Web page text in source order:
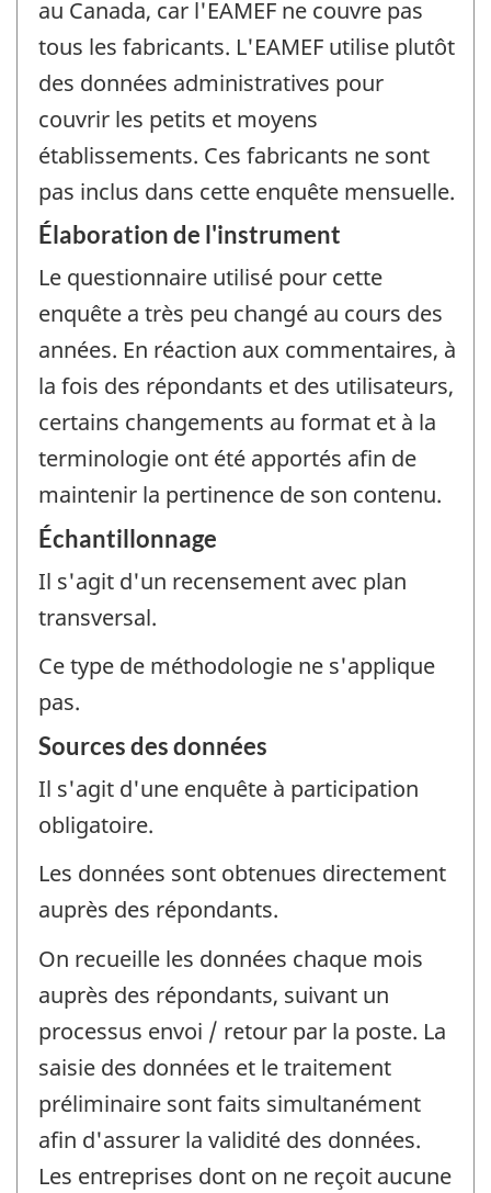
au Canada, car l'EAMEF ne couvre pas
tous les fabricants. L'EAMEF utilise plutôt
des données administratives pour
couvrir les petits et moyens
établissements. Ces fabricants ne sont
pas inclus dans cette enquête mensuelle.
Élaboration de l'instrument
Le questionnaire utilisé pour cette
enquête a très peu changé au cours des
années. En réaction aux commentaires, à
la fois des répondants et des utilisateurs,
certains changements au format et à la
terminologie ont été apportés afin de
maintenir la pertinence de son contenu.
Échantillonnage
Il s'agit d'un recensement avec plan
transversal.
Ce type de méthodologie ne s'applique
pas.
Sources des données
Il s'agit d'une enquête à participation
obligatoire.
Les données sont obtenues directement
auprès des répondants.
On recueille les données chaque mois
auprès des répondants, suivant un
processus envoi / retour par la poste. La
saisie des données et le traitement
préliminaire sont faits simultanément
afin d'assurer la validité des données.
Les entreprises dont on ne reçoit aucune